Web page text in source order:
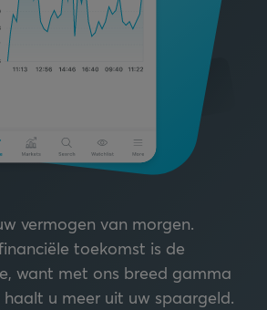
vermogen van morgen.
toekomst is de
want met ons breed gamma
u meer uit uw spaargeld.